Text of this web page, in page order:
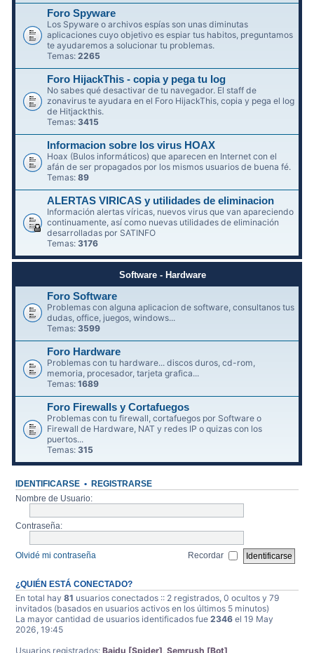
Foro Spyware
Los Spyware o archivos espías son unas diminutas
aplicaciones cuyo objetivo es espiar tus habitos, preguntamos
te ayudaremos a solucionar tu problemas.
Temas:2265
Foro HijackThis - copia y pega tu log
No sabes qué desactivar de tu navegador. El staff de
zonavirus te ayudara en el Foro HijackThis, copia y pega el log
de Hitjackthis.
Temas: 3415
Informacion sobre los virus HOAX
Hoax (Bulos informáticos) que aparecen en Internet con el
afán de ser propagados por los mismos usuarios de buena fé.
Temas:89
ALERTAS VIRICAS y utilidades de eliminacion
Información alertas víricas, nuevos virus que van apareciendo
continuamente, así como nuevas utilidades de eliminación
desarrolladas por SATINFO
Temas:3176
Software - Hardware
Foro Software
Problemas con alguna aplicacion de software, consultanos tus
dudas, office, juegos, windows...
Temas: 3599
Foro Hardware
Problemas con tu hardware... discos duros, cd-rom,
memoria, procesador, tarjeta grafica...
Temas:1689
Foro Firewalls y Cortafuegos
Problemas con tu firewall, cortafuegos por Software o
Firewall de Hardware, NAT y redes IP o quizas con los
puertos...
Temas:315
IDENTIFICARSE • REGISTRARSE
Nombre de Usuario:
Contraseña:
Olvidé mi contraseña Recordar
¿QUIÉN ESTÁ CONECTADO?
En total hay81 usuarios conectados :: 2 registrados, 0 ocultos y 79
invitados (basados en usuarios activos en los últimos 5 minutos)
La mayor cantidad de usuarios identificados fue2346 el 19 May
2026, 19:45
Usuarios registrados:Baidu [Spider] ,Semrush [Bot]